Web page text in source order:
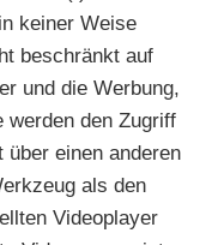
keiner Weise
beschränkt auf
und die Werbung,
den Zugriff
über einen anderen
als den
Videoplayer